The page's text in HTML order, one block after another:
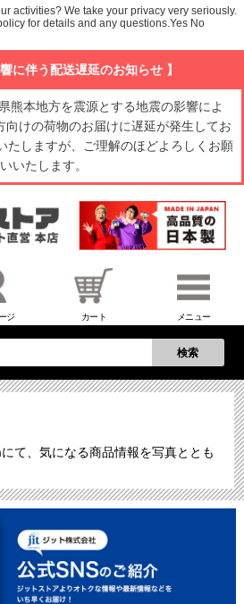
に伴う配送遅延のお知らせ 】
熊本地方を震源とする地震の影響によ
向けの荷物のお届けに遅延が発生してお
たしますが、ご理解のほどよろしくお願
いいたします。
ジ カート メニュー
検索
て、気になる商品情報を写真ととも
activities? We take your privacy very seriously.
for details and any questions.Yes No